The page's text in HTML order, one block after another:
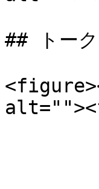
## トーク